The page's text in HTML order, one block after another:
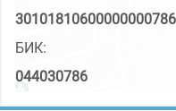
30101810600000000786
БИК:
044030786